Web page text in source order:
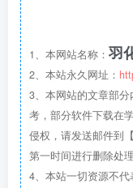
1、本网站名称： 羽
2、本站永久网址：
3、本网站的文章部
考，部分软件下载在
侵权，请发送邮件到
第一时间进行删除处理
4、本站一切资源不